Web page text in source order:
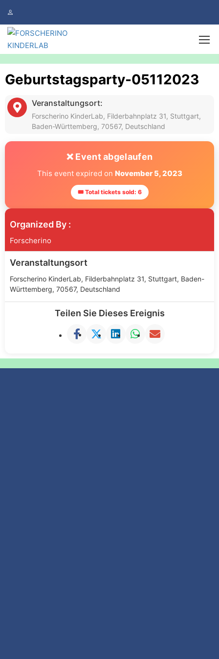
Geburtstagsparty-05112023
Veranstaltungsort:
Forscherino KinderLab, Filderbahnplatz 31, Stuttgart,
Baden-Württemberg, 70567, Deutschland
❌ Event abgelaufen
This event expired on November 5, 2023
🎟 Total tickets sold: 6
Organized By :
Forscherino
Veranstaltungsort
Forscherino KinderLab, Filderbahnplatz 31, Stuttgart, Baden-
Württemberg, 70567, Deutschland
Teilen Sie Dieses Ereignis